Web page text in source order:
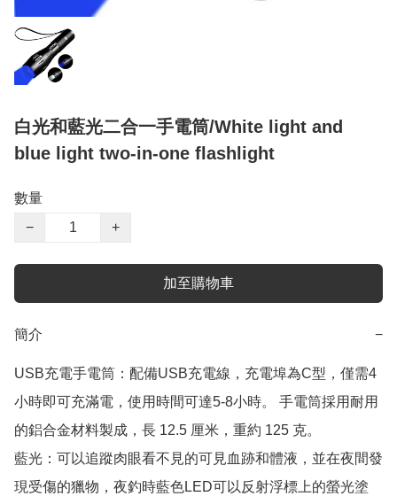
白光和藍光二合一手電筒/White light and
blue light two-in-one flashlight
數量
−
+
加至購物車
簡介 −
USB充電手電筒：配備USB充電線，充電埠為C型，僅需4
小時即可充滿電，使用時間可達5-8小時。 手電筒採用耐用
的鋁合金材料製成，長 12.5 厘米，重約 125 克。
藍光：可以追蹤肉眼看不見的可見血跡和體液，並在夜間發
現受傷的獵物，夜釣時藍色LED可以反射浮標上的螢光塗